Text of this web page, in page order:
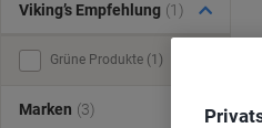
Viking’s Empfehlung (1)
Grüne Produkte (1)
Marken (3)